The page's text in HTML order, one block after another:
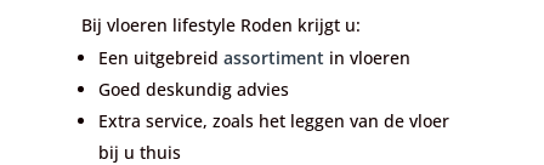
Bij vloeren lifestyle Roden krijgt u:
Een uitgebreid assortiment in vloeren
Goed deskundig advies
Extra service, zoals het leggen van de vloer
bij u thuis